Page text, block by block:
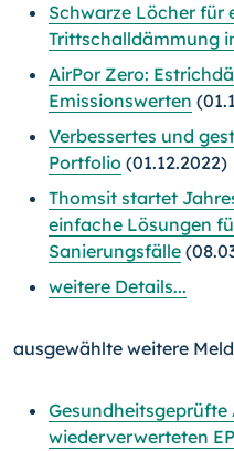
Schwarze Löcher für
Trittschalldämmung
AirPor Zero:
Emissionswerten
Verbessertes und
Portfolio (01.12.2022)
Thomsit startet
einfache Lösungen
Sanierungsfälle
weitere Details...
ausgewählte weitere
wiederverwerteten